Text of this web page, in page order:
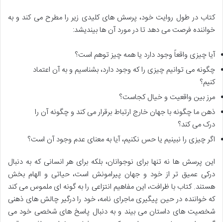
کتاب در طول روایت خود، پرسش های کلیدی زیر را مطرح می کند و به
خواننده فرصت می دهد تا در مورد آن ها بیندیشد:
آیا چیزی واقعاً وجود دارد یا همه چیز توهم است؟
چگونه می توانیم چیزی را که وجود دارد، بشناسیم و به آن اعتماد
کنیم؟
مرز بین واقعیت و خیال کجاست؟
ذهن ما چگونه با جهان خارج ارتباط برقرار می کند و چگونه آن را
درک می کند؟
اگر چیزی را نبینیم یا حس نکنیم، آیا به معنای عدم وجود آن است؟
این پرسش ها نه تنها برای نوجوانان، بلکه برای هر انسانی که به دنبال
درکی عمیق تر از خود و جهان پیرامونش است، حیاتی و الهام بخش
هستند. کتاب با ظرافت، این مفاهیم انتزاعی را به گونه ای ملموس می کند
که خواننده در حین پیگیری ماجرای نامه، خود را درگیر چالش های ذهنی
شخصیت های داستان می بیند و به دنبال پاسخ های شخصی خود می